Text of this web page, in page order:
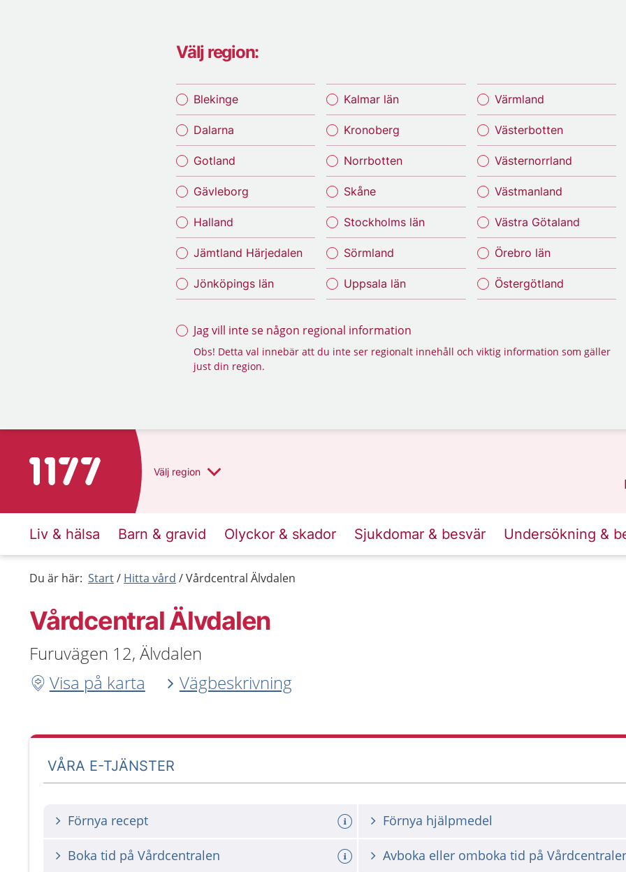
Välj region:
Blekinge
Dalarna
Gotland
Gävleborg
Halland
Jämtland Härjedalen
Jönköpings län
Kalmar län
Kronoberg
Norrbotten
Skåne
Stockholms län
Sörmland
Uppsala län
Värmland
Västerbotten
Västernorrland
Västmanland
Västra Götaland
Örebro län
Östergötland
Jag vill inte se någon regional information
Obs! Detta val innebär att du inte ser regionalt innehåll och viktig information som gäller
just din region.
Till startsidan för 1177 Välj region
Liv & hälsa Barn & gravid Olyckor & skador Sjukdomar & besvär Undersökning &
Du är här: Start Hitta vård Vårdcentral Älvdalen
Vårdcentral Älvdalen
Furuvägen 12, Älvdalen
Visa på karta
Vägbeskrivning
VÅRA E-TJÄNSTER
Förnya recept Förnya hjälpmedel
Boka tid på Vårdcentralen Avboka eller omboka tid på